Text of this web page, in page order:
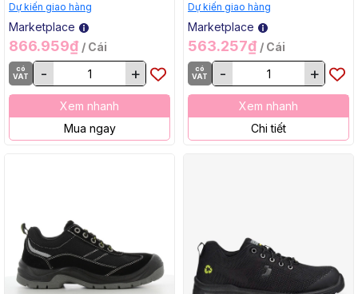
Dự kiến giao hàng
Marketplace
866.959₫ / Cái
có
VAT
- +
Xem nhanh
Mua ngay
Dự kiến giao hàng
Marketplace
563.257₫ / Cái
có
VAT
- +
Xem nhanh
Chi tiết